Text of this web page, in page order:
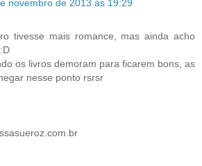
novembro de 2013 às 19:29
tivesse mais romance, mas ainda acho
os livros demoram para ficarem bons, as
nesse ponto rsrsr